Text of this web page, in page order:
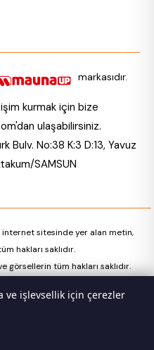
markasıdır.
kurmak için bize
'dan ulaşabilirsiniz.
Bulv. No:38 K:3 D:13, Yavuz
SAMSUN
sitesinde yer alan metin,
hakları saklıdır.
tüm hakları saklıdır.
ve işlevsellik için çerezler